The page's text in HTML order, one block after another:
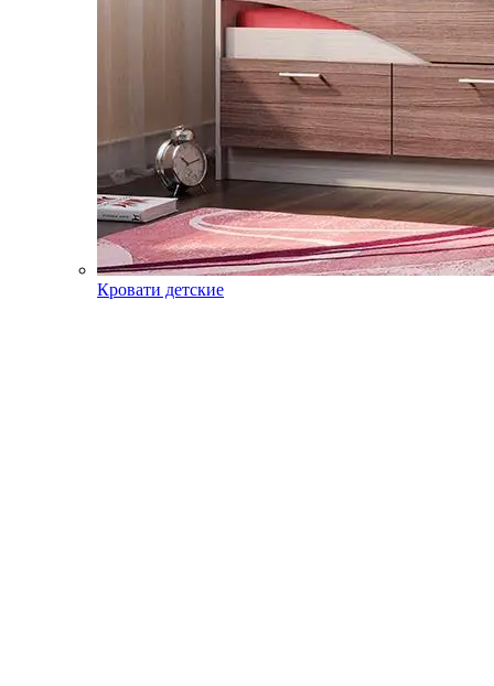
Кровати детские